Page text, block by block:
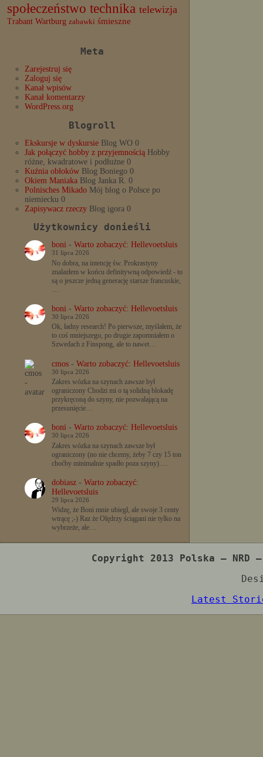
społeczeństwo technika telewizja
Trabant Wartburg zabawki śmieszne
Meta
Zarejestruj się
Zaloguj się
Kanał wpisów
Kanał komentarzy
WordPress.org
Blogroll
Ekskursje w dyskursie Blog WO 0
Jak połączyć hobby z przyjemnością Hobby
różne, kwadratowe i podłużne 0
Kuźnia obłoków Blog Boniego 0
Okiem Maniaka Blog Janka R. 0
Polnisches Mikado Mój blog o Polsce po
niemiecku 0
Zapisywacz rzeczy Blog igora 0
Użytkownicy donieśli
boni- Warto zobaczyć: Hellevoetsluis
31 lipca 2026
No dobra, na intencję św. Prokrastyny
znalazłem w końcu definitywną odpowiedź - to
są o jeszcze jedną generację starsze francuskie,
…
boni- Warto zobaczyć: Hellevoetsluis
30 lipca 2026
Ok, ładny research! Po pierwsze, myślałem, że
to coś mniejszego, po drugie zapomniałem o
Szwedach z Finspong, ale to nawet…
cmos- Warto zobaczyć: Hellevoetsluis
30 lipca 2026
Zakres wózka na szynach zawsze był
ograniczony Chodzi mi o tą solidną blokadę
przykręconą do szyny, nie pozwalającą na
przesunięcie…
boni- Warto zobaczyć: Hellevoetsluis
30 lipca 2026
Zakres wózka na szynach zawsze był
ograniczony (no nie chcemy, żeby 7 czy 15 ton
choćby minimalnie spadło poza szyny).…
dobiasz- Warto zobaczyć:
Hellevoetsluis
29 lipca 2026
Widzę, że Boni mnie ubiegł, ale swoje 3 centy
wtrącę ;-) Raz że Olędrzy ściągani nie tylko na
wybrzeże, ale…
Copyright 2013 Polska –
Latest